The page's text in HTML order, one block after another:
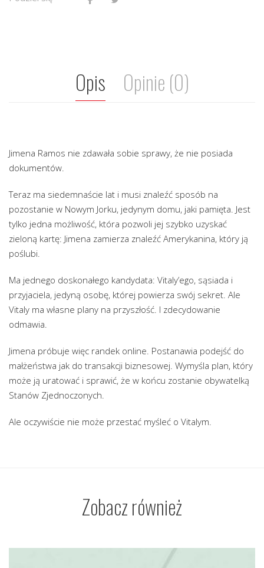
Opis Opinie (0)
Jimena Ramos nie zdawała sobie sprawy, że nie posiada
dokumentów.
Teraz ma siedemnaście lat i musi znaleźć sposób na
pozostanie w Nowym Jorku, jedynym domu, jaki pamięta. Jest
tylko jedna możliwość, która pozwoli jej szybko uzyskać
zieloną kartę: Jimena zamierza znaleźć Amerykanina, który ją
poślubi.
Ma jednego doskonałego kandydata: Vitaly’ego, sąsiada i
przyjaciela, jedyną osobę, której powierza swój sekret. Ale
Vitaly ma własne plany na przyszłość. I zdecydowanie
odmawia.
Jimena próbuje więc randek online. Postanawia podejść do
małżeństwa jak do transakcji biznesowej. Wymyśla plan, który
może ją uratować i sprawić, że w końcu zostanie obywatelką
Stanów Zjednoczonych.
Ale oczywiście nie może przestać myśleć o Vitalym.
Zobacz również